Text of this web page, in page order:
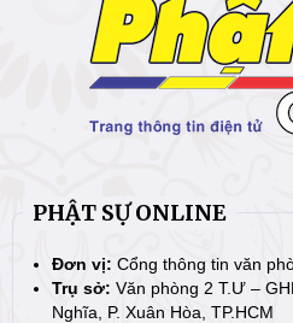
PHẬT SỰ ONLINE
Đơn vị: Cổng thông tin văn
Trụ sở: Văn phòng 2 T.Ư –
Nghĩa, P. Xuân Hòa, TP.HCM